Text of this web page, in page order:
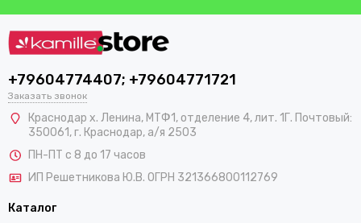
+79604774407; +79604771721
Заказать звонок
Краснодар х. Ленина, МТФ1, отделение 4, лит. 1Г. Почтовый:
350061, г. Краснодар, а/я 2503
ПН-ПТ с 8 до 17 часов
ИП Решетникова Ю.В. ОГРН 321366800112769
Каталог